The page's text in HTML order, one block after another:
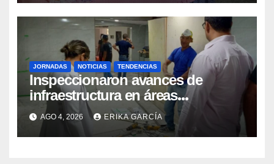
JORNADAS NOTICIAS TENDENCIAS
Inspeccionaron avances de
infraestructura en áreas
prioritarias del IAHULA
AGO 4, 2026 ERIKA GARCÍA